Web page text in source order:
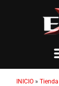
INICIO »